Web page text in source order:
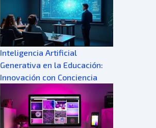
Inteligencia Artificial
Generativa en la Educación:
Innovación con Conciencia